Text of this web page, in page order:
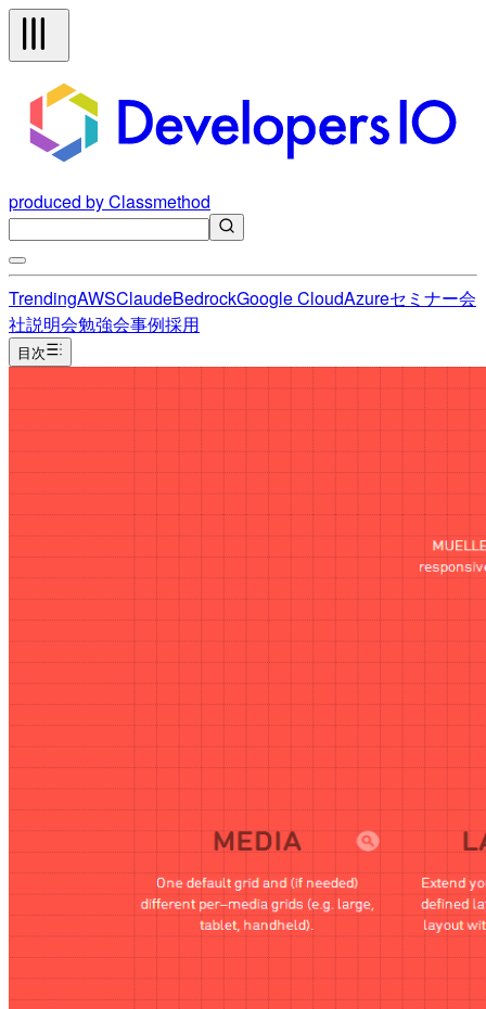
produced by Classmethod
TrendingAWSClaudeBedrockGoogle CloudAzureセミナー会
社説明会勉強会事例採用
目次